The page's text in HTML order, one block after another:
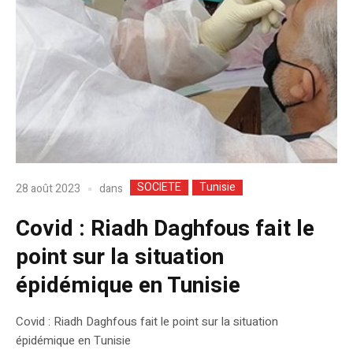
28 août 2023 dans SOCIETE Tunisie
Covid : Riadh Daghfous fait le
point sur la situation
épidémique en Tunisie
Covid : Riadh Daghfous fait le point sur la situation
épidémique en Tunisie